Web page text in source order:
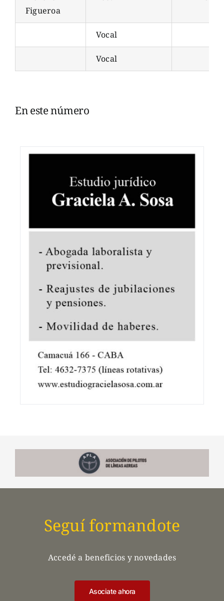
Figueroa
Vocal
Vocal
En este número
Seguí formandote
Accedé a beneficios y novedades
Asociate ahora